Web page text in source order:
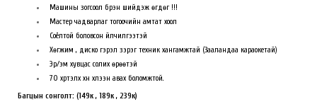
Машины зогсоол бүрэн шийдэж өгдөг !!!
Мастер чадварлаг тогоочийн амтат хоол
Соёлтой боловсон үйлчилгээтэй
Хөгжим , диско гэрэл зэрэг техник хангамжтай (Зааландаа караокетай)
Эр/эм хувцас солих өрөөтэй
70 хүртэлх хүн хүлээн авах боломжтой.
Багцын сонголт: (149к , 189к , 239к)